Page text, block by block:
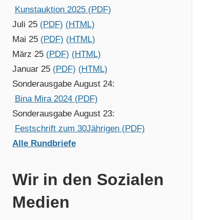
Kunstauktion 2025 (PDF)
Juli 25 (PDF) (HTML)
Mai 25 (PDF) (HTML)
März 25 (PDF) (HTML)
Januar 25 (PDF) (HTML)
Sonderausgabe August 24:
Bina Mira 2024 (PDF)
Sonderausgabe August 23:
Festschrift zum 30Jährigen (PDF)
Alle Rundbriefe
Wir in den Sozialen
Medien